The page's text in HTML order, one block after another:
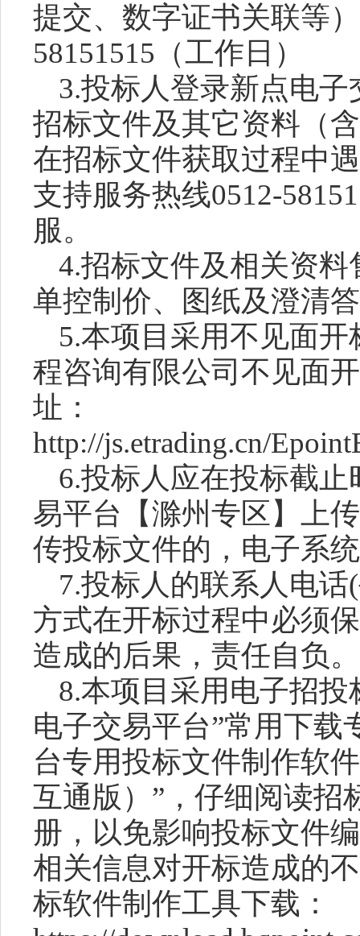
提交、数字证书关联等
58151515（工作日）
3.投标人登录新点电
招标文件及其它资料（
在招标文件获取过程中
支持服务热线0512-
服。
4.招标文件及相关资
单控制价、图纸及澄清
5.本项目采用不见面
程咨询有限公司不见面
址：
http://js.etrading.cn/
6.投标人应在投标截
易平台【滁州专区】上
传投标文件的，电子系
7.投标人的联系人电
方式在开标过程中必须
造成的后果，责任自负。
8.本项目采用电子招
电子交易平台”常用下载
台专用投标文件制作软
互通版）”，仔细阅读招
册，以免影响投标文件
相关信息对开标造成的
标软件制作工具下载：